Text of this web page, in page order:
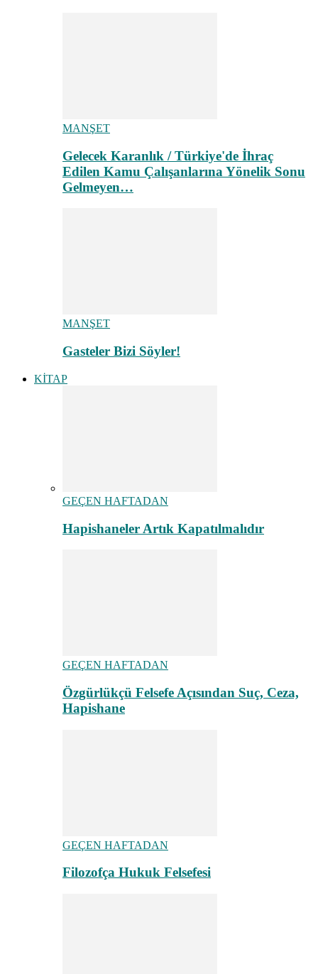
MANŞET
Gelecek Karanlık / Türkiye'de İhraç
Edilen Kamu Çalışanlarına Yönelik Sonu
Gelmeyen…
MANŞET
Gasteler Bizi Söyler!
KİTAP
GEÇEN HAFTADAN
Hapishaneler Artık Kapatılmalıdır
GEÇEN HAFTADAN
Özgürlükçü Felsefe Açısından Suç, Ceza,
Hapishane
GEÇEN HAFTADAN
Filozofça Hukuk Felsefesi